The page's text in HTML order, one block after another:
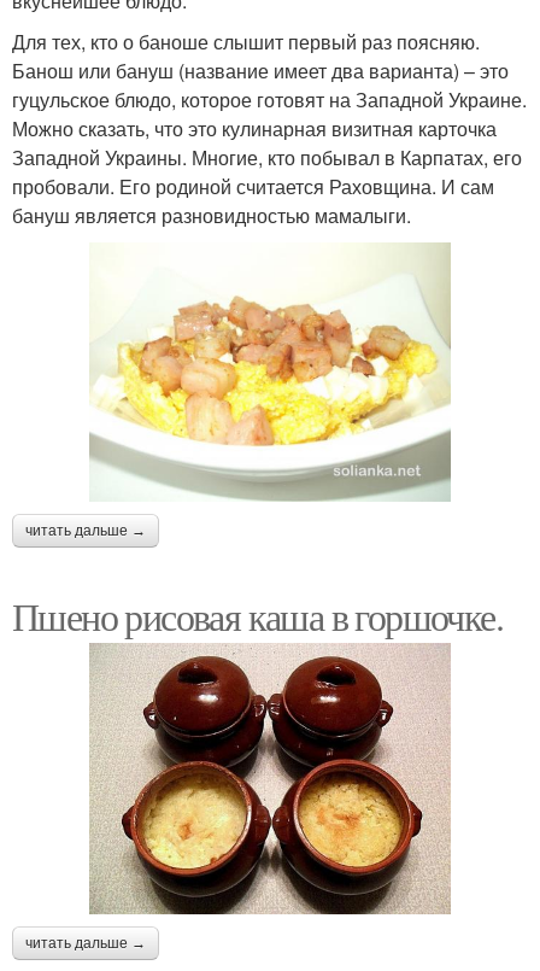
Для тех, кто о баноше слышит первый раз поясняю.
Банош или бануш (название имеет два варианта) – это
гуцульское блюдо, которое готовят на Западной Украине.
Можно сказать, что это кулинарная визитная карточка
Западной Украины. Многие, кто побывал в Карпатах, его
пробовали. Его родиной считается Раховщина. И сам
бануш является разновидностью мамалыги.
читать дальше →
Пшено рисовая каша в горшочке.
читать дальше →